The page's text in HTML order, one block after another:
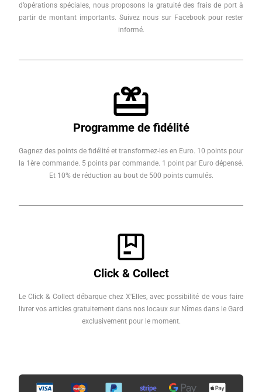
d’opérations spéciales, nous proposons la gratuité des frais de port à
partir de montant importants. Suivez nous sur Facebook pour rester
informé.
Programme de fidélité
Gagnez des points de fidélité et transformez-les en Euro. 10 points pour
la 1ère commande. 5 points par commande. 1 point par Euro dépensé.
Et 10% de réduction au bout de 500 points cumulés.
Click & Collect
Le Click & Collect débarque chez X'Elles, avec possibilité de vous faire
livrer vos articles gratuitement dans nos locaux sur Nîmes dans le Gard
exclusivement pour le moment.